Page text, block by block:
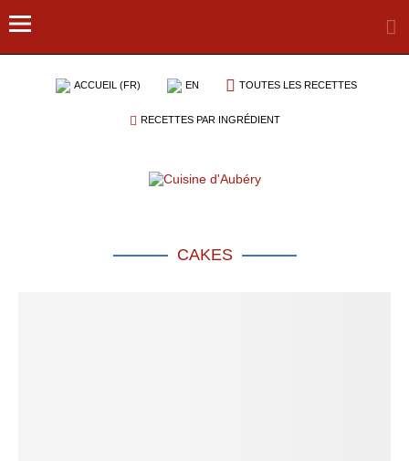
ACCUEIL (FR) EN TOUTES LES RECETTES
RECETTES PAR INGRÉDIENT
CAKES